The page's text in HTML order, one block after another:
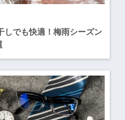
しでも快適！梅雨シーズン